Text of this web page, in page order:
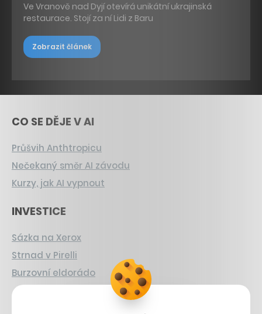
Ve Vranově nad Dyjí otevírá unikátní ukrajinská
restaurace. Stojí za ní Lidi z Baru
Zobrazit článek
CO SE DĚJE V AI
Průšvih Anthtropicu
Nečekaný směr AI závodu
Kurzy, jak AI vypnout
INVESTICE
Sázka na Xerox
Strnad v Pirelli
Burzovní eldorádo